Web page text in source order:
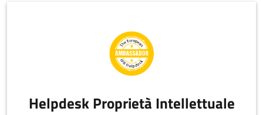
Helpdesk Proprietà Intellettuale